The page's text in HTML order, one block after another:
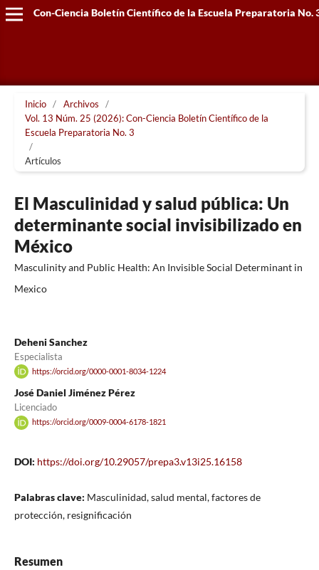
Con-Ciencia Boletín Científico de la Escuela Preparatoria No.
Inicio / Archivos
/
Vol. 13 Núm. 25 (2026): Con-Ciencia Boletín Científico de la
Escuela Preparatoria No. 3
/
Artículos
El Masculinidad y salud pública: Un
determinante social invisibilizado en
México
Masculinity and Public Health: An Invisible Social Determinant in
Mexico
Deheni Sanchez
Especialista
https://orcid.org/0000-0001-8034-1224
José Daniel Jiménez Pérez
Licenciado
https://orcid.org/0009-0004-6178-1821
DOI: https://doi.org/10.29057/prepa3.v13i25.16158
Palabras clave: Masculinidad, salud mental, factores de
protección, resignificación
Resumen